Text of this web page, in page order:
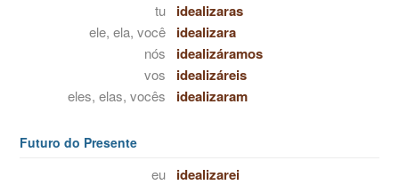
tu idealizaras
ele, ela, você idealizara
nós idealizáramos
vos idealizáreis
eles, elas, vocês idealizaram
Futuro do Presente
eu idealizarei